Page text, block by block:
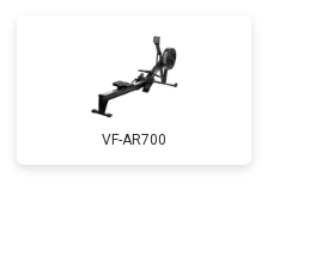
VF-AR700